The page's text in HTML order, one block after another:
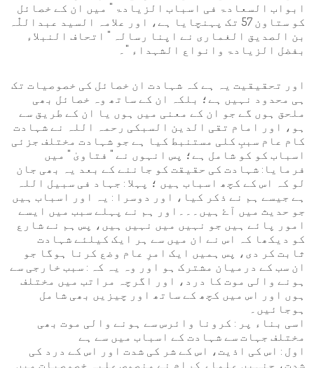
ابواب السعادۃ فی اسباب الزیادۃ " میں ان کے خصائل
کو ستاون 57 تک پہنچایا ہے، اور علامہ السید عبداللّٰہ
بن الصدیق الغماری نے اپنا رسالہ " اتحاف النبلاء
بفضل الزیادۃ وانواع الشہداء "۔
اور تحقیقیت یہ ہے کہ شہادت ان خصائل کی خصوصیات تک
ہی محدود نہیں ہے؛ بلکہ ان کے ساتھ وہ خصائل بھی
ملحق ہوں گے جو ان کے معنی میں ہوں یا ان کے طریق سے
ہو، اور امام تقی الدین السبکی رحمہ اللہ نے شہادت
کام عام سببِ کلی مستنبط کیا ہے جو شہادت مختلف جزئی
اسباب کو کو شامل ہے؛ پس انہوں نے " فتاویٰ " میں
فرمایا: شہادت کی حقیقت کو جاننے کے بعد یہ بھی جان
لو کہ اس کے کچھ اسباب ہیں ؛ پہلا : جہاد فی سبیل اللہ
ہے جیسے ہم نے ذکر کیا، اور دوسرا : یہ اور اسباب ہیں
جو حدیث میں آۓ ہیں۔۔۔اور ہم نے پہلے سبب میں ایسے
امور پائے ہیں جو نہیں میں نہیں ہیں، پس ہم نے شارع
کو دیکھا کہ اس نے ان میں سے ہر ایک کیلئے شہادت
ثابت کر دی، پس ہمیں ایک امرِ عام وضع کرنا ہوگا جو
ان سب کے درمیان مشترک ہو اور وہ یہ کہ : سبب خارجی سے
ہونے والی موت کا درد، اور اگرچہ مراتب میں مختلف
ہوں اور اس میں کچھ کے ساتھ اور چیزیں بھی شامل
ہوجائیں۔
اسی بناء پر : کرونا وائرس سے ہونے والی موت بھی
مختلف جہات سے شہادت کے اسباب میں سے ہے
اول : اس کی اذیت، اس کے شر کی شدت اور اس کے درد کی
شدت، جنہیں علماء کرام نے منصوص علیہ خصوصیات میں